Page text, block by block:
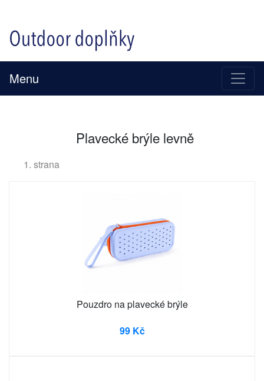
Menu
Plavecké brýle levně
1. strana
Pouzdro na plavecké brýle
99 Kč